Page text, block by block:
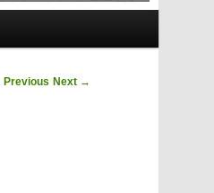
navigation
Previous Next →